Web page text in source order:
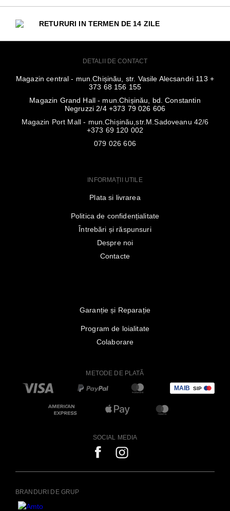
RETURURI IN TERMEN DE 14 ZILE
DETALII DE CONTACT
Magazin central - mun.Chișinău, str. Vasile Alecsandri 113 +
373 68 156 155
Magazin Grand Hall - mun.Chișinău, bd. Constantin
Negruzzi 2/4 +373 79 026 606
Magazin Port Mall - mun.Chișinău,str.M.Sadoveanu 42/6
+373 69 120 002
079 026 606
INFORMAȚII UTILE
Plata si livrarea
Politica de confidențialitate
Întrebări și răspunsuri
Despre noi
Contacte
Garanție și Reparație
Program de loialitate
Colaborare
METODE DE PLATĂ
SOCIAL MEDIA
BRANDURI DE GRUP